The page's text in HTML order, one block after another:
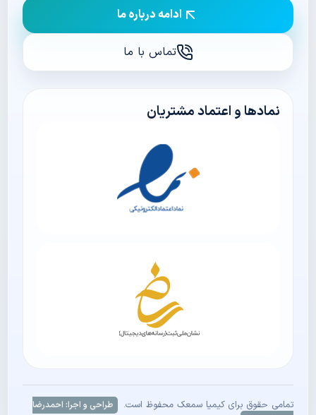
ادامه درباره ما
تماس با ما
نمادها و اعتماد مشتریان
تمامی حقوق برای کیمیا سمعک محفوظ است.
طراحی و اجرا: احمدرضا